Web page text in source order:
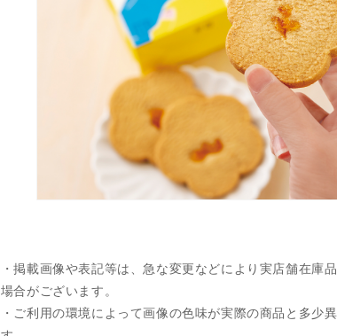
・掲載画像や表記等は、急な変更などにより実店舗在庫
場合がございます。
・ご利用の環境によって画像の色味が実際の商品と多少